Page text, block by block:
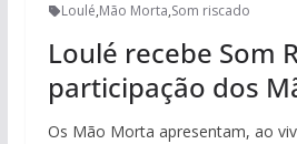
Loulé,Mão Morta,Som riscado
Loulé recebe Som
participação dos
Os Mão Morta apresentam, ao